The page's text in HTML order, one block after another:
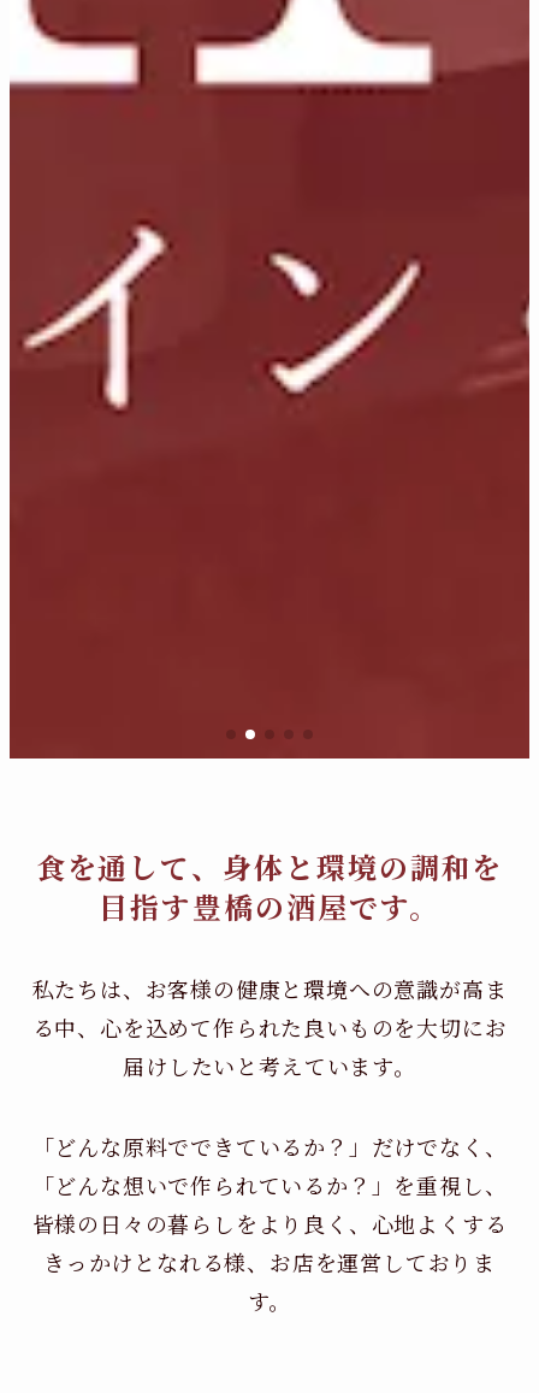
食を通して、身体と環境の調和を
目指す豊橋の酒屋です。
私たちは、お客様の健康と環境への意識が高ま
る中、 心を込めて作られた良いものを大切にお
届けしたいと考えています。
「どんな原料でできているか？」だけでなく、
「どんな想いで作られているか？」を重視し、
皆様の日々の暮らしをより良く、心地よくする
きっかけとなれる様、お店を運営しておりま
す。